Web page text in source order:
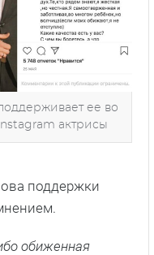
ее во
актрисы
поддержки
обиженная